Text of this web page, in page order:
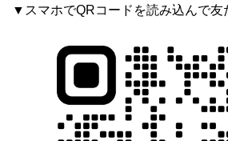
▼スマホでQRコードを読み込んで